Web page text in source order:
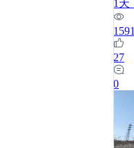
1 天
1591
27
0